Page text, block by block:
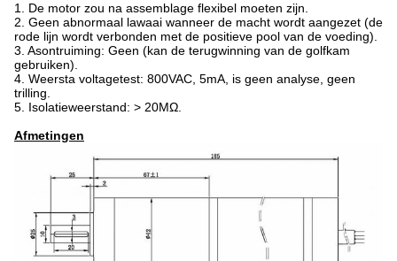
1. De motor zou na assemblage flexibel moeten zijn.
2. Geen abnormaal lawaai wanneer de macht wordt aangezet (de
rode lijn wordt verbonden met de positieve pool van de voeding).
3. Asontruiming: Geen (kan de terugwinning van de golfkam
gebruiken).
4. Weersta voltagetest: 800VAC, 5mA, is geen analyse, geen
trilling.
5. Isolatieweerstand: > 20MΩ.
Afmetingen